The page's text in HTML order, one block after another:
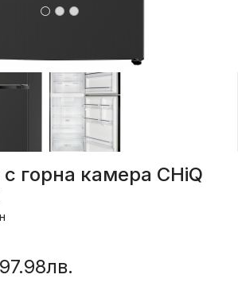
горна камера CHiQ